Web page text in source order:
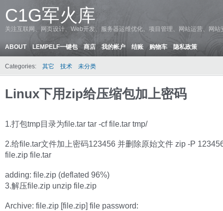
C1G军火库
关注互联网、网页设计、Web开发、服务器运维优化、项目管理、网站运营、网
ABOUT LEMPELF一键包 商店 我的帐户 结账 购物车 隐私政策
Categories: 其它 技术 未分类
Linux下用zip给压缩包加上密码
1.打包tmp目录为file.tar tar -cf file.tar tmp/
2.给file.tar文件加上密码123456 并删除原始文件 zip -P
file.zip file.tar
adding: file.zip (deflated 96%)
3.解压file.zip unzip file.zip
Archive: file.zip [file.zip] file password: